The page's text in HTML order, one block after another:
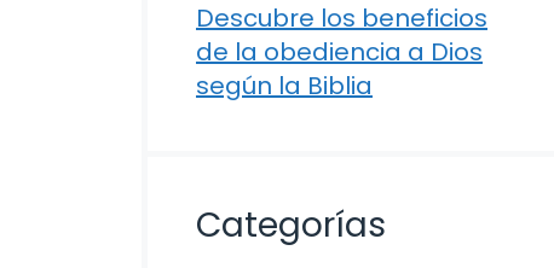
Descubre los beneficios
de la obediencia a Dios
según la Biblia
Categorías